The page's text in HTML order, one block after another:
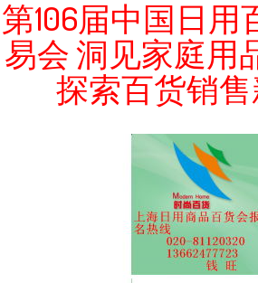
第106届中国日用
易会 洞见家庭用
探索百货销